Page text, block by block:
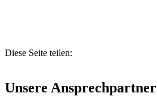
Diese Seite teilen:
Unsere Ansprechpartner